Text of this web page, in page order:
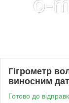
Гігрометр
виносним
Готово до